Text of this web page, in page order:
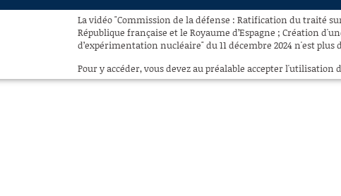
La vidéo "Commission de la défense : Ratification du traité
République française et le Royaume d’Espagne ; Création
d’expérimentation nucléaire" du 11 décembre 2024 n'est
Pour y accéder, vous devez au préalable accepter